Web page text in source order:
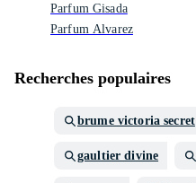
Parfum Gisada
Parfum Alvarez
Recherches populaires
brume victoria secret
gaultier divine